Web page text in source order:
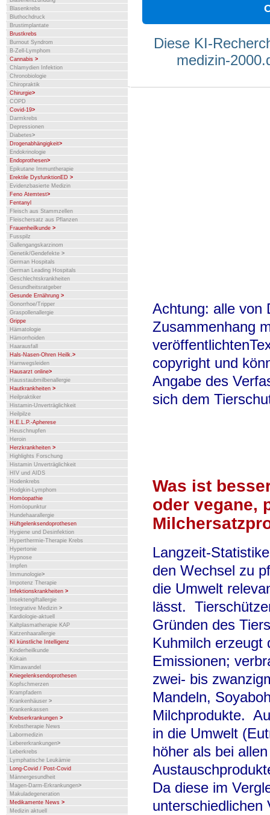
Blasenkrebs
Bluthochdruck
Brustimplantate
Brustkrebs
Burnout Syndrom
B-Zell-Lymphom
Cannabis >
Chlamydien Infektion
Chronobiologie
Chiropraktik
Chirurgie>
COPD
Covid-19>
Darmkrebs
Depressionen
Diabetes>
Drogenabhängigkeit>
Endokrinologie
Endoprothesen>
Epikutane Immuntherapie
Erektile DysfunktionED >
Evidenzbasierte Medizin
Feno Atemtest>
Fentanyl
Fleisch aus Stammzellen
Fleischersatz aus Pflanzen
Frauenheilkunde >
Fusspilz
Gallengangskarzinom
Genetik/Gendefekte >
German Hospitals
German Leading Hospitals
Geschlechtskrankheiten
Gesundheitsratgeber
Gesunde Ernährung >
Gonorrhoe/Tripper
Graspollenallergie
Grippe
Hämatologie
Hämorrhoiden
Haarausfall
Hals-Nasen-Ohren Heilk.>
Harnwegsleiden
Hausarzt online>
Hausstaubmilbenallergie
Hautkrankheiten >
Heilpraktiker
Histamin-Unverträglichkeit
Heilpilze
H.E.L.P.-Apherese
Heuschnupfen
Heroin
Herzkrankheiten >
Highlights Forschung
Histamin Unverträglichkeit
HIV und AIDS
Hodenkrebs
Hodgkin-Lymphom
Homöopathie
Homöopunktur
Hundehaarallergie
Hüftgelenksendoprothesen
Hygiene und Desinfektion
Hyperthermie-Therapie Krebs
Hypertonie
Hypnose
Impfen
Immunologie>
Impotenz Therapie
Infektionskrankheiten >
Insektengiftallergie
Integrative Medizin >
Kardiologie-aktuell
Kaltplasmatherapie KAP
Katzenhaarallergie
KI künstliche Intelligenz
Kinderheilkunde
Kokain
Klimawandel
Kniegelenksendoprothesen
Kopfschmerzen
Krampfadern
Krankenhäuser >
Krankenkassen
Krebserkrankungen >
Krebstherapie News
Labormedizin
Lebererkrankungen>
Leberkrebs
Lymphatische Leukämie
Long-Covid / Post-Covid
Männergesundheit
Magen-Darm-Erkrankungen>
Makuladegeneration
Medikamente News >
Medizin aktuell
Diese KI-
medizin-
Achtung: alle von
Zusammenhang
copyright und
Angabe des
sich dem
Was ist
oder vegane,
Langzeit-
den Wechsel zu
die Umwelt
lässt.
Gründen des
Kuhmilch erzeugt
Emissionen;
zwei- bis
Mandeln,
Milchprodukte.
in die Umwelt
höher als bei
Da diese im